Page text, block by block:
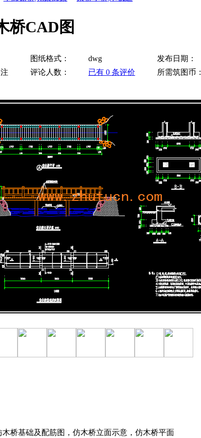
桥CAD图
图纸格式： dwg 发布日期：
评论人数： 已有 0 条评价 所需筑图币：
桥基础及配筋图，仿木桥立面示意，仿木桥平面